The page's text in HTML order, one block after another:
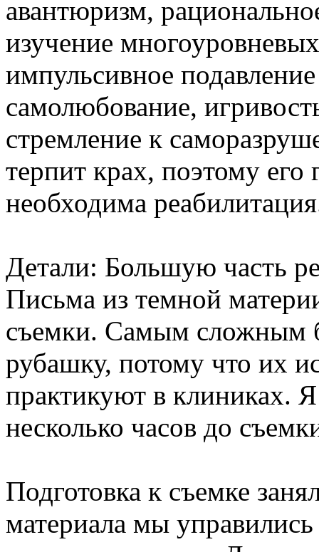
авантюризм,
изучение
импульсивное
самолюбование,
стремление к
терпит крах, поэтому его
необходима
Детали: Большую часть
Письма из темной
съемки. Самым сложным
рубашку, потому что их
практикуют в клиниках. Я
несколько часов до
Подготовка к съемке
материала мы